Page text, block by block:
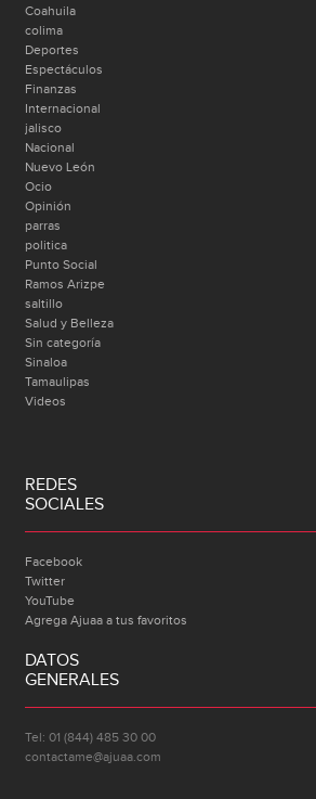
Coahuila
colima
Deportes
Espectáculos
Finanzas
Internacional
jalisco
Nacional
Nuevo León
Ocio
Opinión
parras
politica
Punto Social
Ramos Arizpe
saltillo
Salud y Belleza
Sin categoría
Sinaloa
Tamaulipas
Videos
REDES
SOCIALES
Facebook
Twitter
YouTube
Agrega Ajuaa a tus favoritos
DATOS
GENERALES
Tel: 01 (844) 485 30 00
contactame@ajuaa.com